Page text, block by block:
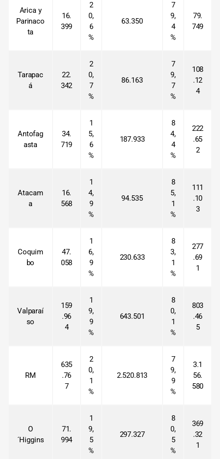
Arica y
Parinaco
ta
16.
399
2
0,
6
%
63.350
7
9,
4
%
79.
749
Tarapac
á
22.
342
2
0,
7
%
86.163
7
9,
7
%
108
.12
4
Antofag
asta
34.
719
1
5,
6
%
187.933
8
4,
4
%
222
.65
2
Atacam
a
16.
568
1
4,
9
%
94.535
8
5,
1
%
111
.10
3
Coquim
bo
47.
058
1
6,
9
%
230.633
8
3,
1
%
277
.69
1
Valparaí
so
159
.96
4
1
9,
9
%
643.501
8
0,
1
%
803
.46
5
RM
635
.76
7
2
0,
1
%
2.520.813
7
9,
9
%
3.1
56.
580
O
´Higgins
71.
994
1
9,
5
%
297.327
8
0,
5
%
369
.32
1